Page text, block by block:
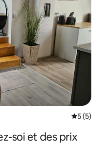
Note
5 (5)
soi et des prix